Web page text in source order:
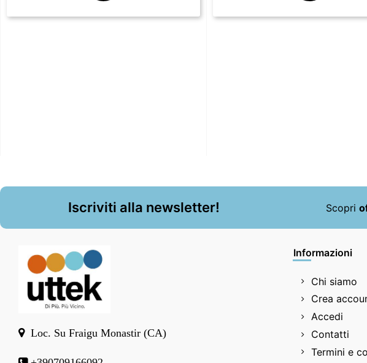
Iscriviti alla newsletter! Scopri
Loc. Su Fraigu Monastir (CA)
Informazioni
Chi siamo
Crea
Accedi
Contatti
Termini e